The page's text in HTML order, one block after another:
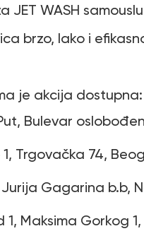
JET WASH
brzo, lako i
je akcija dostupna:
Bulevar
Trgovačka 74,
Gagarina b.b,
1, Maksima Gorkog